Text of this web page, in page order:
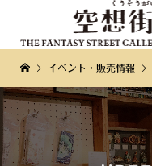
イベント・販売情報